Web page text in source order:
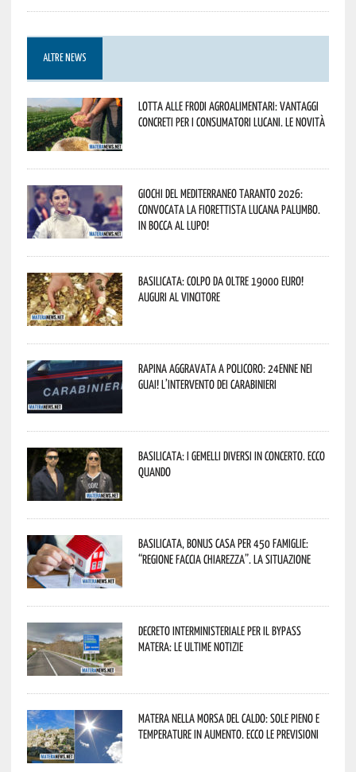
ALTRE NEWS
Lotta alle frodi agroalimentari: vantaggi
concreti per i consumatori lucani. Le novità
Giochi del Mediterraneo Taranto 2026:
convocata la fiorettista lucana Palumbo.
In bocca al lupo!
Basilicata: colpo da oltre 19000 Euro!
Auguri al vincitore
Rapina aggravata a Policoro: 24enne nei
guai! L’intervento dei Carabinieri
Basilicata: i Gemelli DiVersi in concerto. Ecco
quando
Basilicata, Bonus casa per 450 famiglie:
“Regione faccia chiarezza”. La situazione
Decreto interministeriale per il Bypass
Matera: le ultime notizie
Matera nella morsa del caldo: sole pieno e
temperature in aumento. Ecco le previsioni